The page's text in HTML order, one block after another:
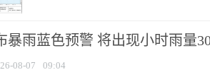
暴雨蓝色预警 将出现小时雨量
08-07 09:04